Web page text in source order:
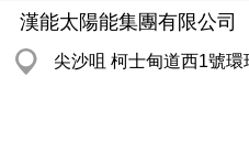
漢能太陽能集團有限公司
尖沙咀 柯士甸道西1號